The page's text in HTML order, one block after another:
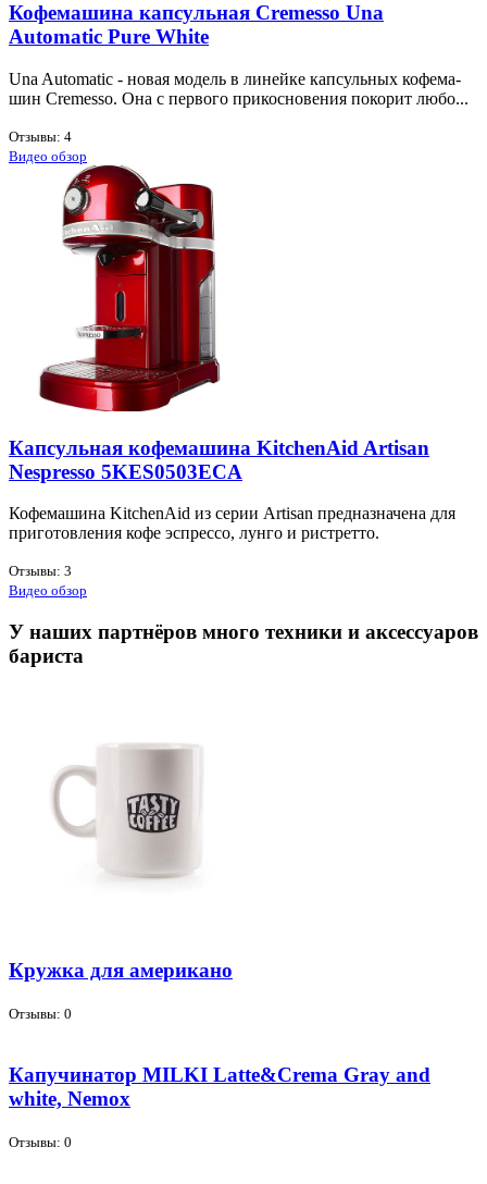
Кофемашина капсульная Cremesso Una
Automatic Pure White
Una Automatic - но­вая мо­дель в ли­ней­ке кап­суль­ных ко­фе­ма­
шин Cremesso. Она с пер­во­го при­кос­но­ве­ния по­ко­рит лю­бо...
Отзывы: 4
Видео обзор
Капсульная кофемашина KitchenAid Artisan
Nespresso 5KES0503ECA
Ко­фе­ма­ши­на KitchenAid из се­рии Artisan пред­на­зна­че­на для
при­го­тов­ле­ния ко­фе эс­прес­со, лун­го и ри­стрет­то.
Отзывы: 3
Видео обзор
У наших партнёров много техники и аксессуаров
бариста
Кружка для американо
Отзывы: 0
Капучинатор MILKI Latte&Crema Gray and
white, Nemox
Отзывы: 0